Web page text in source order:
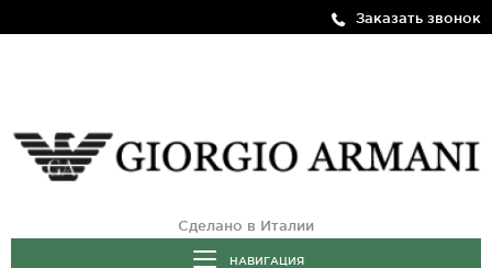
Заказать звонок
Сделано в Италии
НАВИГАЦИЯ